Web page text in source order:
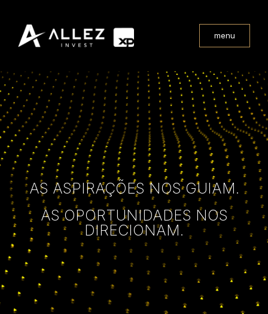
menu
AS ASPIRAÇÕES NOS GUIAM.
AS OPORTUNIDADES NOS
DIRECIONAM.